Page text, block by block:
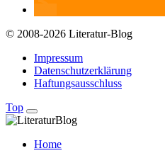
© 2008-2026 Literatur-Blog
Impressum
Datenschutzerklärung
Haftungsausschluss
Top
Home